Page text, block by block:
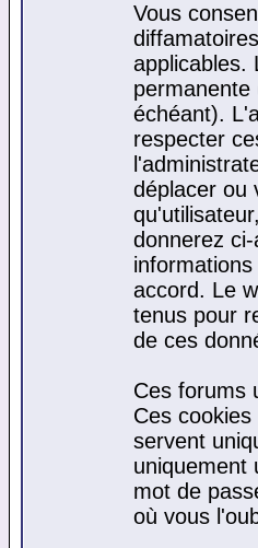
Vous
applicables.
échéant).
respecter
déplacer ou
donnerez
accord. Le
tenus pour
de ces
Ces forums
Ces
servent
uniquement
mot de
où vous